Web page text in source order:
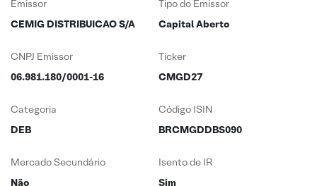
Emissor
CEMIG DISTRIBUICAO S/A
Tipo do Emissor
Capital Aberto
CNPJ Emissor
06.981.180/0001-16
Ticker
CMGD27
Categoria
DEB
Código ISIN
BRCMGDDBS090
Mercado Secundário
Não
Isento de IR
Sim